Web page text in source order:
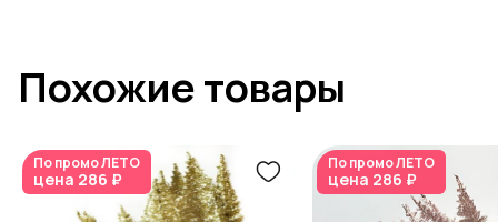
Похожие товары
По промоЛЕТО
цена 286 ₽
По промоЛЕТО
цена 286 ₽